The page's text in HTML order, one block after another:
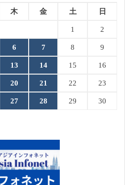
木 金 土 日
1 2
6 7 8 9
13 14 15 16
20 21 22 23
27 28 29
30